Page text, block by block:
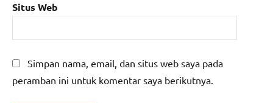
Situs Web
Simpan nama, email, dan situs web saya pada
peramban ini untuk komentar saya berikutnya.